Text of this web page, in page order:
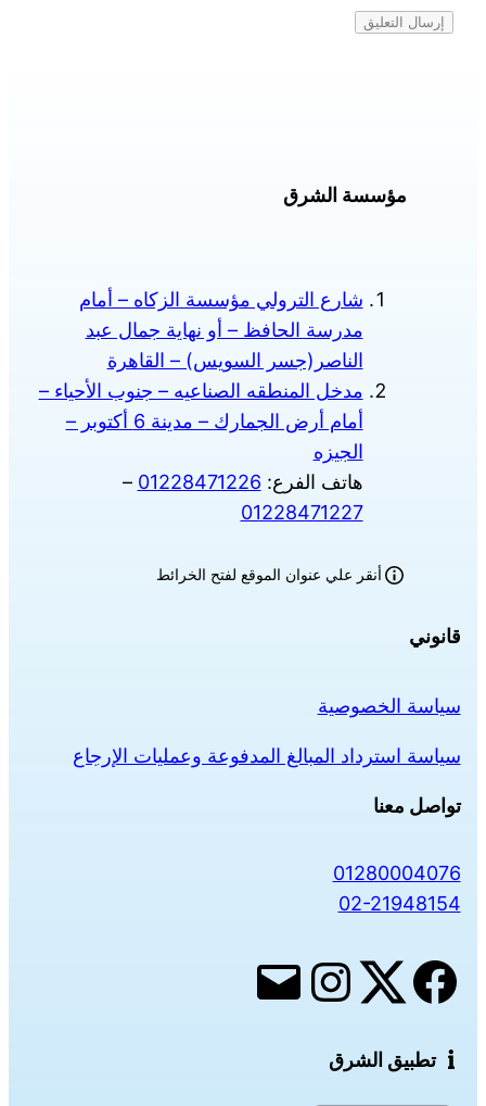
مؤسسة الشرق
شارع الترولي مؤسسة الزكاه – أمام
مدرسة الحافظ – أو نهاية جمال عبد
الناصر(جسر السويس) – القاهرة
مدخل المنطقه الصناعيه – جنوب الأحياء –
أمام أرض الجمارك – مدينة 6 أكتوبر –
الجيزه
هاتف الفرع: 01228471226
–
01228471227
أنقر علي عنوان الموقع لفتح الخرائط
قانوني
سياسة الخصوصية
سياسة استرداد المبالغ المدفوعة وعمليات الإرجاع
تواصل معنا
01280004076
02-21948154
تطبيق الشرق